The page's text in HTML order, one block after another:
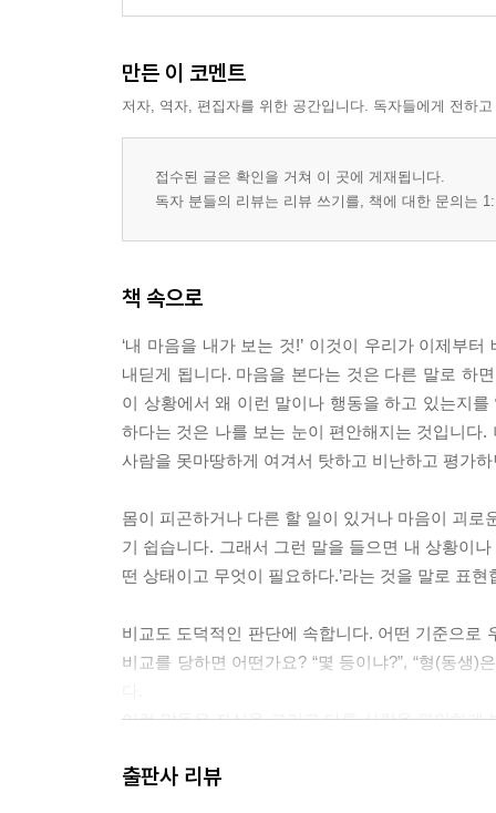
만든 이 코멘트
저자, 역자, 편집자를 위한 공간입니다. 독자들에게 전하
접수된 글은 확인을 거쳐 이 곳에 게재됩니다.
독자 분들의 리뷰는 리뷰 쓰기를, 책에 대한 문의는
책 속으로
‘내 마음을 내가 보는 것!’ 이것이 우리가 이제부
내딛게 됩니다. 마음을 본다는 것은 다른 말로 하
이 상황에서 왜 이런 말이나 행동을 하고 있는지
하다는 것은 나를 보는 눈이 편안해지는 것입니다
사람을 못마땅하게 여겨서 탓하고 비난하고 평가
몸이 피곤하거나 다른 할 일이 있거나 마음이 괴
기 쉽습니다. 그래서 그런 말을 들으면 내 상황이
떤 상태이고 무엇이 필요하다.’라는 것을 말로 표현
비교도 도덕적인 판단에 속합니다. 어떤 기준으로
비교를 당하면 어떤가요? “몇 등이냐?”, “형(동생)
이런 말들은 자신을 그리고 다른 사람을 편안하게
과 못 생겼음’을 가지고 사람을 나눈다면 그 잣대
출판사 리뷰